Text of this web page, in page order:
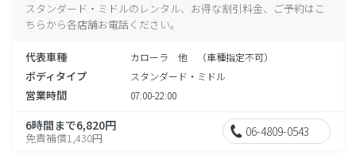
スタンダード・ミドルのレンタル、お得な割引料金、ご予約はこ
ちらから各店舗お電話ください。
代表車種 カローラ 他 （車種指定不可）
ボディタイプ スタンダード・ミドル
営業時間 07:00-22:00
6時間まで6,820円
免責補償1,430円 06-4809-0543